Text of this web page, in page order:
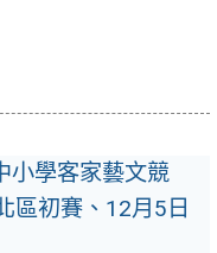
小學客家藝文競
區初賽、12月5日